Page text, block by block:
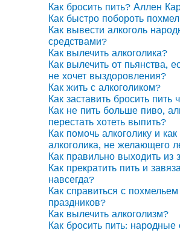
Как бросить пить? Аллен
Как быстро побороть
Как вывести алкоголь
средствами?
Как вылечить алкоголика?
Как вылечить от пьянства,
не хочет выздоровления?
Как жить с алкоголиком?
Как заставить бросить пить
Как не пить больше пиво,
перестать хотеть выпить?
Как помочь алкоголику и как
алкоголика, не желающего
Как правильно выходить из
Как прекратить пить и
навсегда?
Как справиться с
праздников?
Как вылечить алкоголизм?
Как бросить пить: народные